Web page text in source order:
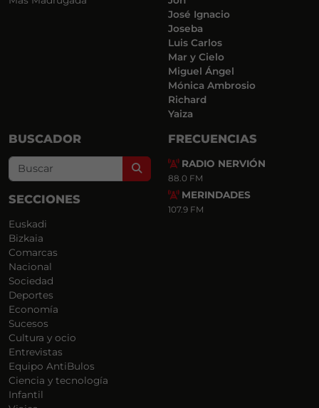
José Ignacio
Joseba
Luis Carlos
Mar y Cielo
Miguel Ángel
Mónica Ambrosio
Richard
Yaiza
BUSCADOR
Search
SECCIONES
Euskadi
Bizkaia
Comarcas
Nacional
Sociedad
Deportes
Economía
Sucesos
Cultura y ocio
Entrevistas
Equipo AntiBulos
Ciencia y tecnología
Infantil
FRECUENCIAS
RADIO NERVIÓN
88.0 FM
MERINDADES
107.9 FM